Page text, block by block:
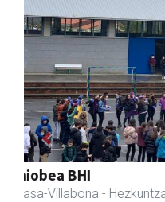
Amane
Amasa-Villabona -
Previous